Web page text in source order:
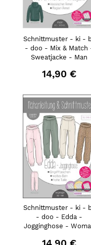
Schnittmuster - ki -
- doo - Mix & Match
Sweatjacke - Man
14,90 €
Schnittmuster - ki -
- doo - Edda -
Jogginghose -